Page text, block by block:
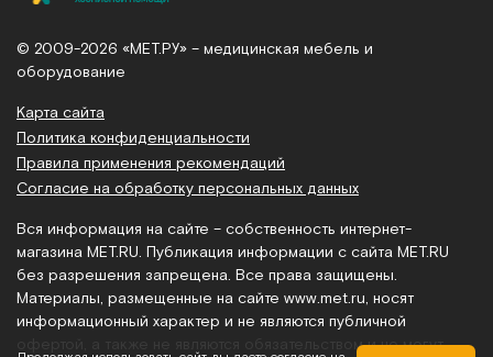
© 2009-2026 «МЕТ.РУ» – медицинская мебель и
оборудование
Карта сайта
Политика конфиденциальности
Правила применения рекомендаций
Согласие на обработку персональных данных
Вся информация на сайте – собственность интернет-
магазина MET.RU. Публикация информации с сайта MET.RU
без разрешения запрещена. Все права защищены.
Материалы, размещенные на сайте www.met.ru , носят
информационный характер и не являются публичной
офертой, а также не являются обязательством и не могут